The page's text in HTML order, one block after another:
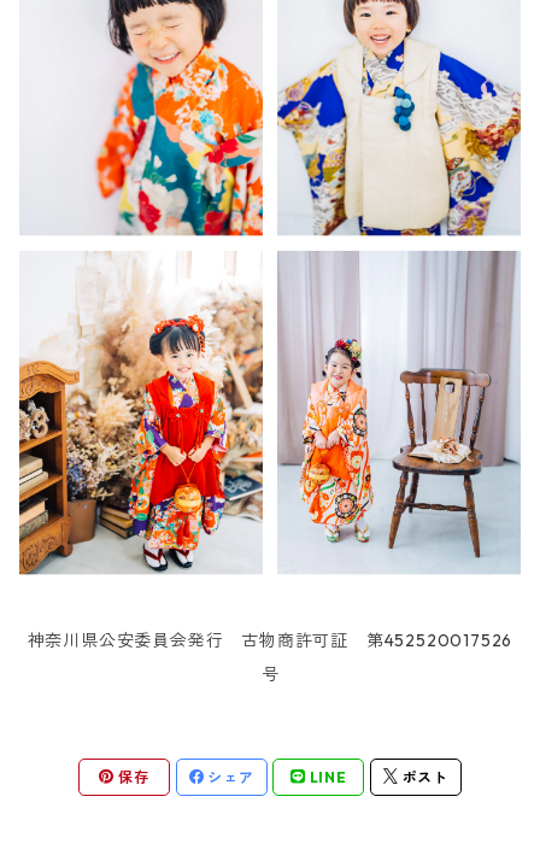
神奈川県公安委員会発行 古物商許可証 第452520017526
号
保存 シェア LINE ポスト